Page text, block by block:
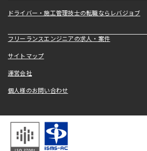
ドライバー・施工管理技士の転職ならレバジョブ
フリーランスエンジニアの求人・案件
サイトマップ
運営会社
個人様のお問い合わせ